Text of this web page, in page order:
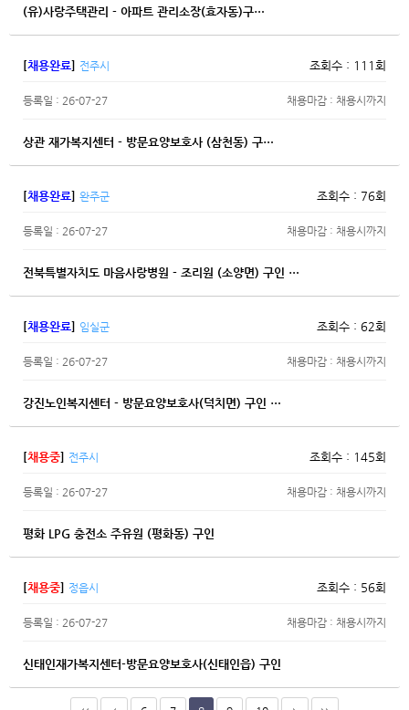
(유)사랑주택관리 - 아파트 관리소장(효자동)구…
[채용완료] 전주시 조회수 : 111회
등록일 : 26-07-27 채용마감 : 채용시까지
상관 재가복지센터 - 방문요양보호사 (삼천동) 구…
[채용완료] 완주군 조회수 : 76회
등록일 : 26-07-27 채용마감 : 채용시까지
전북특별자치도 마음사랑병원 - 조리원 (소양면) 구인 …
[채용완료] 임실군 조회수 : 62회
등록일 : 26-07-27 채용마감 : 채용시까지
강진노인복지센터 - 방문요양보호사(덕치면) 구인 …
[채용중] 전주시 조회수 : 145회
등록일 : 26-07-27 채용마감 : 채용시까지
평화 LPG 충전소 주유원 (평화동) 구인
[채용중] 정읍시 조회수 : 56회
등록일 : 26-07-27 채용마감 : 채용시까지
신태인재가복지센터-방문요양보호사(신태인읍) 구인